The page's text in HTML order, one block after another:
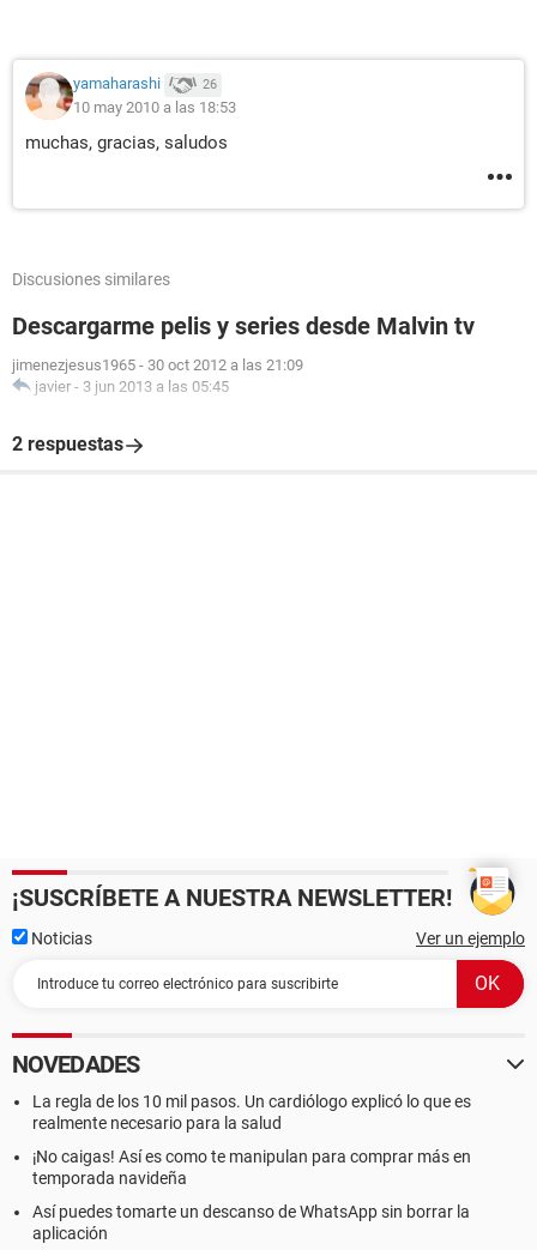
yamaharashi 26
10 may 2010 a las 18:53
muchas, gracias, saludos
Discusiones similares
Descargarme pelis y series desde Malvin tv
jimenezjesus1965 - 30 oct 2012 a las 21:09
javier - 3 jun 2013 a las 05:45
2 respuestas
¡SUSCRÍBETE A NUESTRA NEWSLETTER!
Noticias Ver un ejemplo
NOVEDADES
La regla de los 10 mil pasos. Un cardiólogo explicó lo que es
realmente necesario para la salud
¡No caigas! Así es como te manipulan para comprar más en
temporada navideña
Así puedes tomarte un descanso de WhatsApp sin borrar la
aplicación